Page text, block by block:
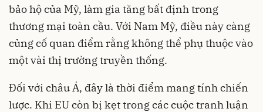
bảo hộ của Mỹ, làm gia tăng bất định trong
thương mại toàn cầu. Với Nam Mỹ, điều này càng
củng cố quan điểm rằng không thể phụ thuộc vào
một vài thị trường truyền thống.
Đối với châu Á, đây là thời điểm mang tính chiến
lược. Khi EU còn bị kẹt trong các cuộc tranh luận